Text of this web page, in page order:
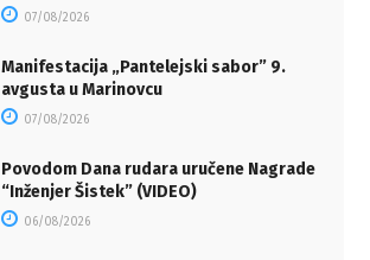
07/08/2026
Manifestacija „Pantelejski sabor” 9.
avgusta u Marinovcu
07/08/2026
Povodom Dana rudara uručene Nagrade
“Inženjer Šistek” (VIDEO)
06/08/2026